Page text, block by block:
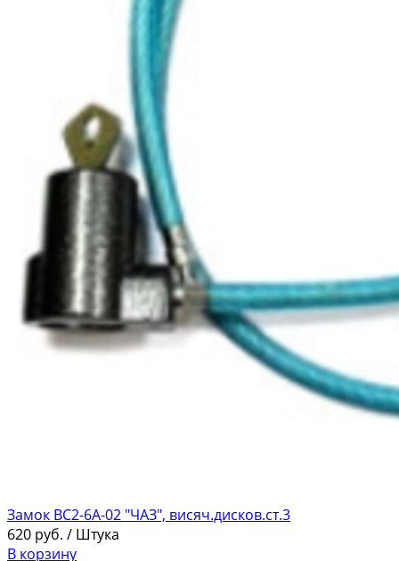
Замок ВС2-6А-02 "ЧАЗ", висяч.дисков.ст.3
620 руб. / Штука
В корзину